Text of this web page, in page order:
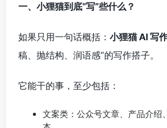
一、小狸猫到底“写”些什么？
如果只用一句话概括： 小狸猫 AI 写
稿、抛结构、润语感”的写作搭子。
它能干的事，至少包括：
文案类：公众号文章、产品介绍